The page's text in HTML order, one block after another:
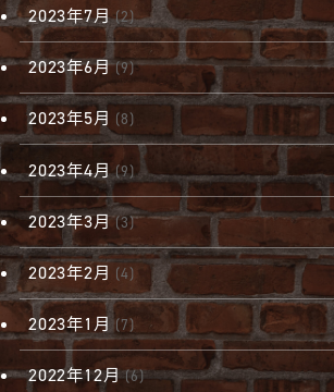
2023年7月(2)
2023年6月(9)
2023年5月 (8)
2023年4月(9)
2023年3月(3)
2023年2月 (4)
2023年1月 (7)
2022年12月(6)